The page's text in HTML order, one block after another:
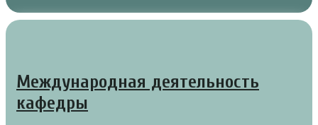
Международная деятельность
кафедры